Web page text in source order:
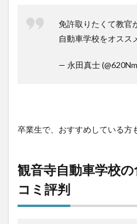
免許取りたくて教官
自動車学校をオスス
— 永田真士
卒業生で、おすすめしている方
観音寺自動車学校
コミ評判